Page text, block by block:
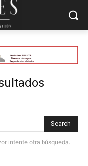
Search
intente otra búsqueda.